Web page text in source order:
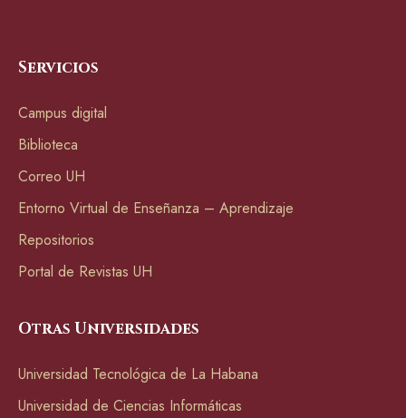
Servicios
Campus digital
Biblioteca
Correo UH
Entorno Virtual de Enseñanza – Aprendizaje
Repositorios
Portal de Revistas UH
Otras Universidades
Universidad Tecnológica de La Habana
Universidad de Ciencias Informáticas